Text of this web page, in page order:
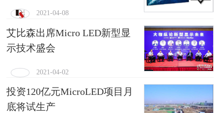
2021-04-08
艾比森出席Micro LED新型显
示技术盛会
2021-04-02
投资120亿元MicroLED项目月
底将试生产